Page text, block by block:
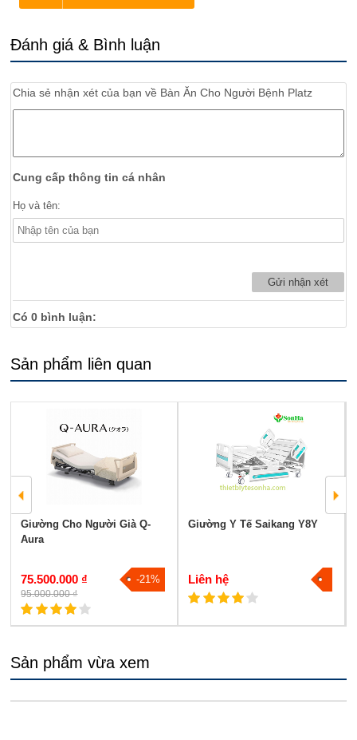
Đánh giá & Bình luận
Chia sẻ nhận xét của bạn về Bàn Ăn Cho Người Bệnh Platz
Cung cấp thông tin cá nhân
Họ và tên:
Có0 bình luận:
Sản phẩm liên quan
Giường Cho Người Già Q-
Aura
75.500.000 ₫
95.000.000 ₫
-21%
Giường Y Tế Saikang Y8Y
Liên hệ
Sản phẩm vừa xem